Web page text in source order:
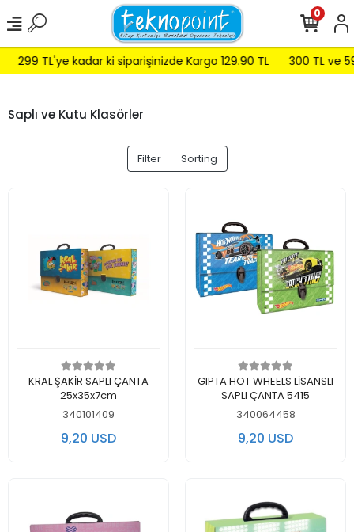
299 TL'ye kadar ki siparişinizde Kargo 129.90 TL 300 TL ve
0
Saplı ve Kutu Klasörler
Filter Sorting
Add to cart
KRAL ŞAKİR SAPLI ÇANTA
25x35x7cm
340101409
9,20 USD
Add to cart
GIPTA HOT WHEELS LİSANSLI
SAPLI ÇANTA 5415
340064458
9,20 USD